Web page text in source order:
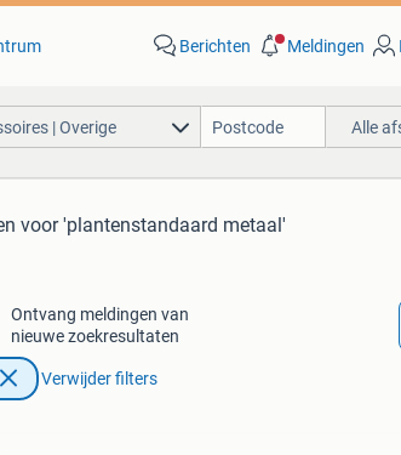
Berichten Meldingen
| Overige Alle
voor 'plantenstandaard metaal'
Ontvang meldingen van
nieuwe zoekresultaten
Verwijder filters